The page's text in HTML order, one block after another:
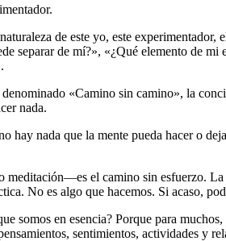
de este yo, este
separar de mí?», «¿Qué elemento de
«Camino sin camino», la
nada.
hay nada que la mente pueda hacer o
el camino sin esfuerzo. La
No es algo que hacemos. Si acaso,
somos en esencia? Porque para
sentimientos, actividades y